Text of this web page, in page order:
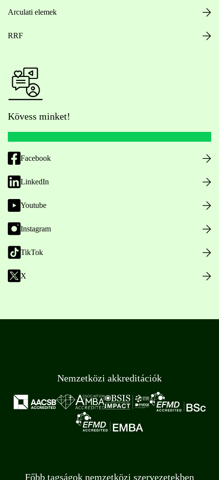
Arculati elemek
RRF
Kövess minket!
Facebook
LinkedIn
Youtube
Instagram
TikTok
X
Nemzetközi akkreditációk
Főbb tagságok nemzetközi szervezetekben